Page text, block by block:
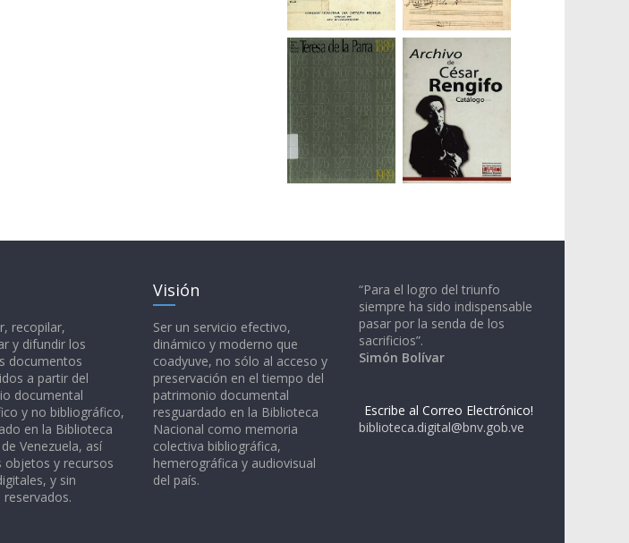
recopilar,
y difundir los
documentos
a partir del
documental
y no bibliográfico,
en la Biblioteca
Venezuela, así
objetos y recursos
y sin
reservados.
Visión
Ser un servicio efectivo,
dinámico y moderno que
coadyuve, no sólo al acceso y
preservación en el tiempo del
patrimonio documental
resguardado en la Biblioteca
Nacional como memoria
colectiva bibliográfica,
hemerográfica y audiovisual
del país.
“Para el logro del triunfo
siempre ha sido indispensable
pasar por la senda de los
sacrificios”.
Simón Bolívar
Escribe al Correo Electrónico!
biblioteca.digital@bnv.gob.ve